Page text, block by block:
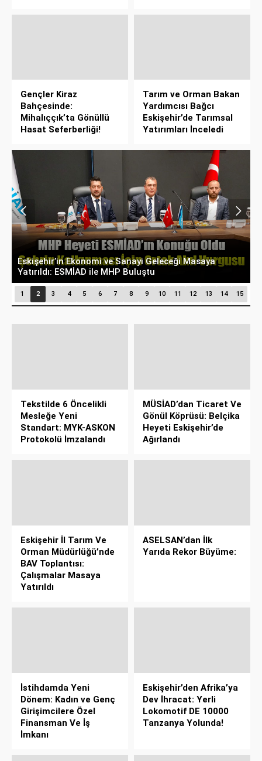
Gençler Kiraz
Bahçesinde:
Mihalıççık’ta Gönüllü
Hasat Seferberliği!
Tarım ve Orman Bakan
Yardımcısı Bağcı
Eskişehir’de Tarımsal
Yatırımları İnceledi
Eskişehir’in Ekonomi ve Sanayi Geleceği Masaya
Yatırıldı: ESMİAD ile MHP Buluştu
1 2 3 4 5 6 7 8 9 10 11 12 13 14 15
Tekstilde 6 Öncelikli
Mesleğe Yeni
Standart: MYK-ASKON
Protokolü İmzalandı
MÜSİAD’dan Ticaret Ve
Gönül Köprüsü: Belçika
Heyeti Eskişehir’de
Ağırlandı
Eskişehir İl Tarım Ve
Orman Müdürlüğü’nde
BAV Toplantısı:
Çalışmalar Masaya
Yatırıldı
ASELSAN’dan İlk
Yarıda Rekor Büyüme:
İstihdamda Yeni
Dönem: Kadın ve Genç
Girişimcilere Özel
Finansman Ve İş
İmkanı
Eskişehir’den Afrika’ya
Dev İhracat: Yerli
Lokomotif DE 10000
Tanzanya Yolunda!